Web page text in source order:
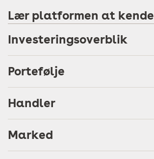
Lær platformen at kende
Investeringsoverblik
Portefølje
Handler
Marked